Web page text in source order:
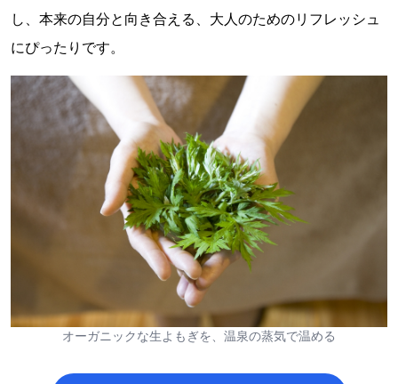
し、本来の自分と向き合える、大人のためのリフレッシュ
にぴったりです。
オーガニックな生よもぎを、温泉の蒸気で温める